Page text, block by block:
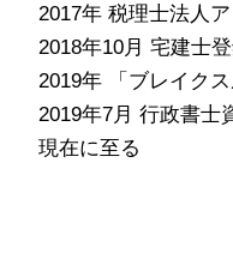
2017年 税理士法人
2018年10月 宅建士
2019年 「ブレイク
2019年7月 行政書士
現在に至る